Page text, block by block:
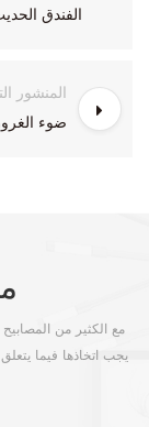
الفندق
المنشور
ضوء
مع الكثير من المصابيح
يجب اتخاذها فيما